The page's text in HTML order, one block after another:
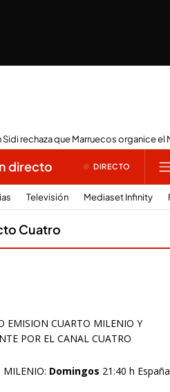
EMISION CUARTO MILENIO Y
POR EL CANAL CUATRO
MILENIO: Domingos 21:40 h España